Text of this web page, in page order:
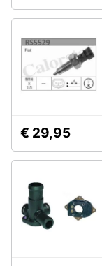
igiene
Beauty
Giocattoli
infanzia
Casalinghi
per
Smartphone
Cellulari
Airpods
bluetooth
bank
bluetooth
Vedi
tutti
€ 29,95